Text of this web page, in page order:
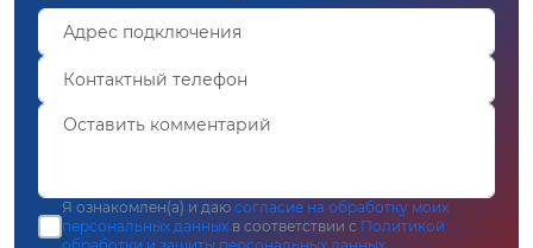
Я ознакомлен(а) и даю согласие на обработку моих
персональных данных в соответствии с Политикой